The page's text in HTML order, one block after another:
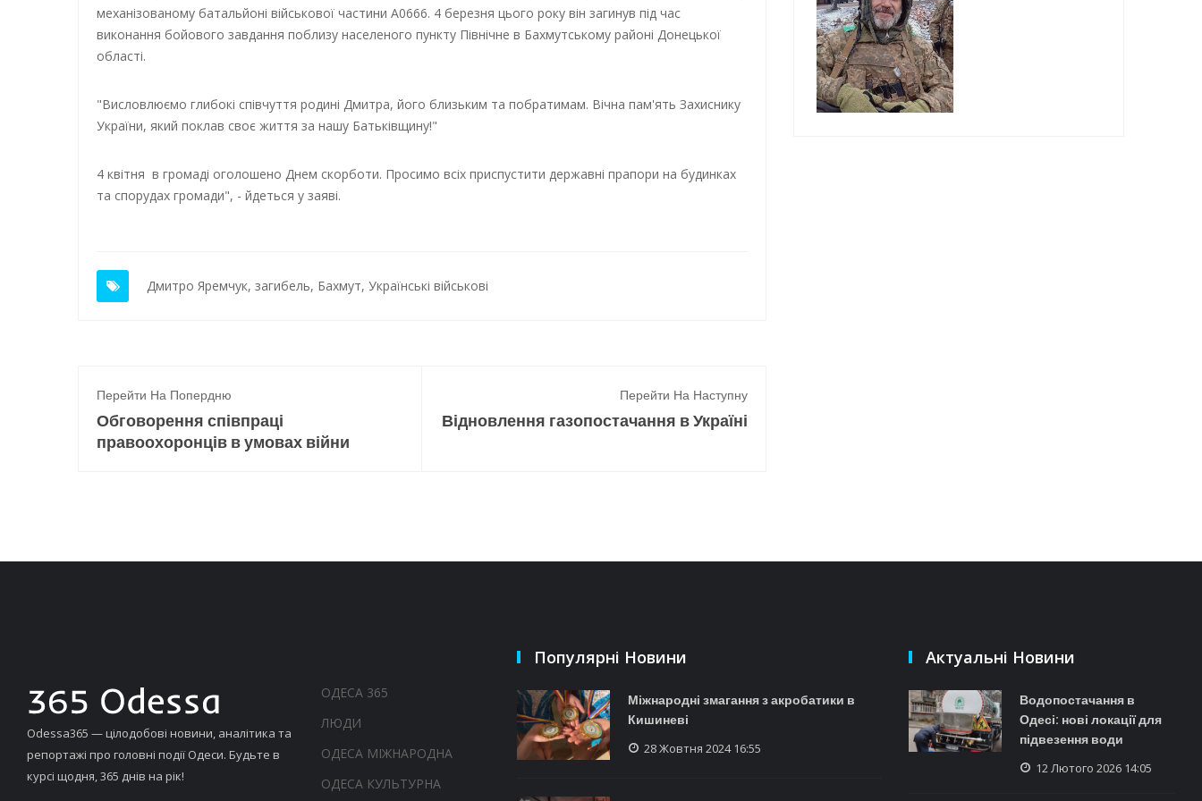
механізованому батальйоні військової частини А0666. 4 березня цього року він загинув під час
виконання бойового завдання поблизу населеного пункту Північне в Бахмутському районі Донецької
області.
"Висловлюємо глибокі співчуття родині Дмитра, його близьким та побратимам. Вічна пам'ять Захиснику
України, який поклав своє життя за нашу Батьківщину!"
4 квітня в громаді оголошено Днем скорботи. Просимо всіх приспустити державні прапори на будинках
та спорудах громади", - йдеться у заяві.
Дмитро Яремчук, загибель, Бахмут, Українські військові
Перейти На Попердню
Обговорення співпраці
правоохоронців в умовах війни
Перейти На Наступну
Відновлення газопостачання в Україні
Odessa365 — цілодобові новини, аналітика та
репортажі про головні події Одеси. Будьте в
курсі щодня, 365 днів на рік!
ОДЕСА 365
ЛЮДИ
ОДЕСА МІЖНАРОДНА
ОДЕСА КУЛЬТУРНА
Популярні Новини
Міжнародні змагання з акробатики в
Кишиневі
28 Жовтня 2024 16:55
Актуальні Новини
Водопостачання в
Одесі: нові локації для
підвезення води
12 Лютого 2026 14:05